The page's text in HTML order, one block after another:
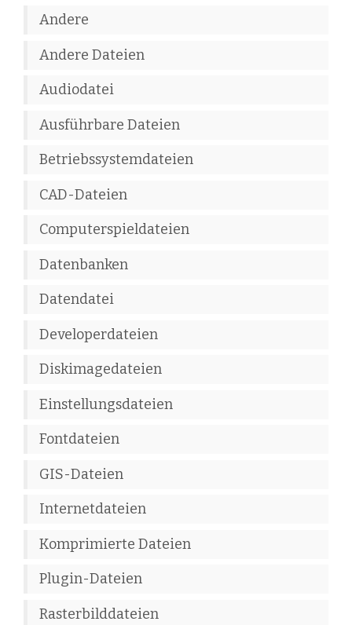
Andere
Andere Dateien
Audiodatei
Ausführbare Dateien
Betriebssystemdateien
CAD-Dateien
Computerspieldateien
Datenbanken
Datendatei
Developerdateien
Diskimagedateien
Einstellungsdateien
Fontdateien
GIS-Dateien
Internetdateien
Komprimierte Dateien
Plugin-Dateien
Rasterbilddateien